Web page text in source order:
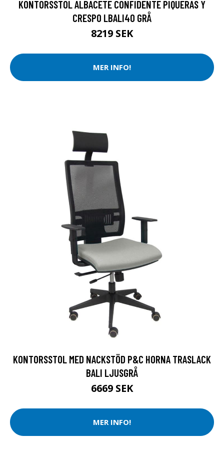
KONTORSSTOL ALBACETE CONFIDENTE PIQUERAS Y
CRESPO LBALI40 GRÅ
8219 SEK
MER INFO!
KONTORSSTOL MED NACKSTÖD P&C HORNA TRASLACK
BALI LJUSGRÅ
6669 SEK
MER INFO!